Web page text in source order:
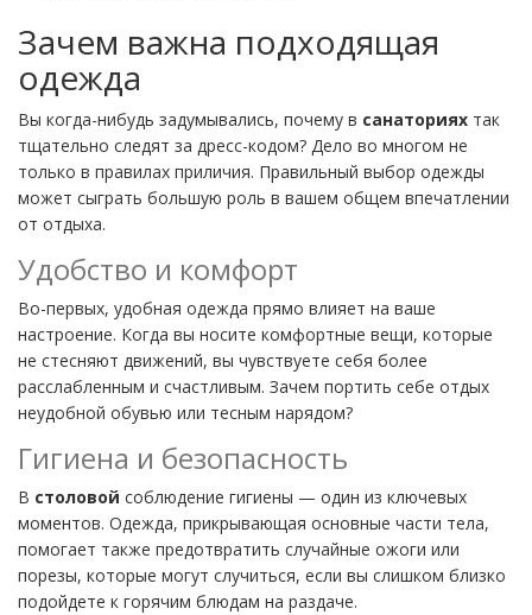
Зачем важна подходящая
одежда
Вы когда-нибудь задумывались, почему в санаториях так
тщательно следят за дресс-кодом? Дело во многом не
только в правилах приличия. Правильный выбор одежды
может сыграть большую роль в вашем общем впечатлении
от отдыха.
Удобство и комфорт
Во-первых, удобная одежда прямо влияет на ваше
настроение. Когда вы носите комфортные вещи, которые
не стесняют движений, вы чувствуете себя более
расслабленным и счастливым. Зачем портить себе отдых
неудобной обувью или тесным нарядом?
Гигиена и безопасность
В столовой соблюдение гигиены — один из ключевых
моментов. Одежда, прикрывающая основные части тела,
помогает также предотвратить случайные ожоги или
порезы, которые могут случиться, если вы слишком близко
подойдете к горячим блюдам на раздаче.